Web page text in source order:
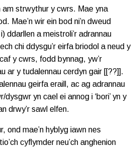
am strwythur y cwrs. Mae yna
Mae’n wir ein bod ni’n dweud
ddarllen a meistroli’r adrannau
chi ddysgu’r eirfa briodol a neud y
y cwrs, fodd bynnag, yw’r
ar y tudalennau cerdyn gair [[??]].
geirfa eraill, ac ag adrannau
yn cael ei annog i ‘bori’ yn y
drwy’r sawl elfen.
ond mae’n hyblyg iawn nes
cyflymder neu’ch anghenion